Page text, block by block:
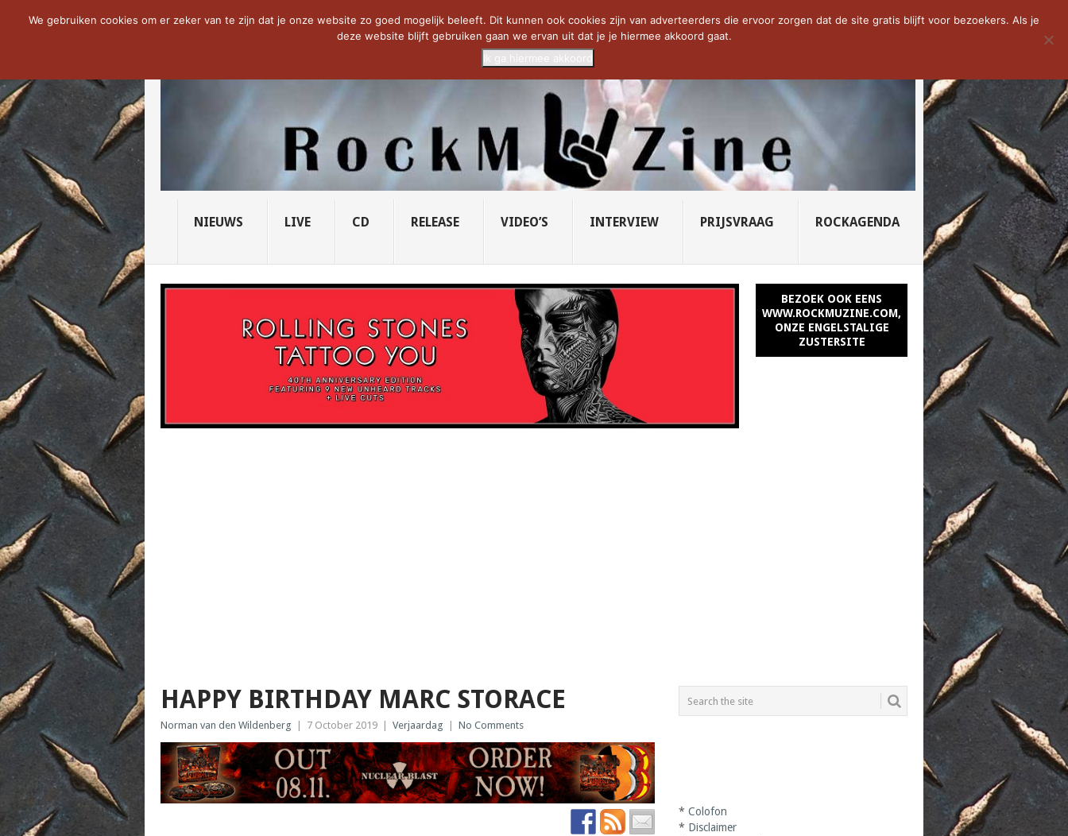
NOW TRENDING: PRIDE OF LIONS – U... SAVATAGE KOMT TERUG IN 0... CD VAN DE WEEK: SLEEPING... RUYNED – PROFANU...
NIEUWS LIVE CD RELEASE VIDEO’S INTERVIEW PRIJSVRAAG ROCKAGENDA
BEZOEK OOK EENS
WWW.ROCKMUZINE.COM,
ONZE ENGELSTALIGE
ZUSTERSITE
HAPPY BIRTHDAY MARC STORACE
Norman van den Wildenberg 7 October 2019 Verjaardag No Comments
*Colofon
* Disclaimer
We gebruiken cookies om er zeker van te zijn dat je onze website zo goed mogelijk beleeft. Dit kunnen ook cookies zijn van adverteerders die ervoor zorgen dat de site gratis blijft voor bezoekers. Als je
deze website blijft gebruiken gaan we ervan uit dat je je hiermee akkoord gaat.
Ik ga hiermee akkoord